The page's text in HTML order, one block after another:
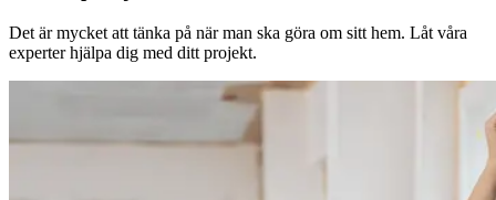
Det är mycket att tänka på när man ska göra om sitt hem. Låt våra
experter hjälpa dig med ditt projekt.